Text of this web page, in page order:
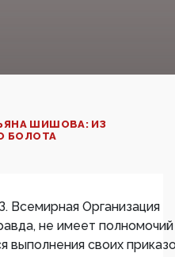
ШИШОВА: ИЗ
БОЛОТА
Всемирная Организация
не имеет полномочий
выполнения своих